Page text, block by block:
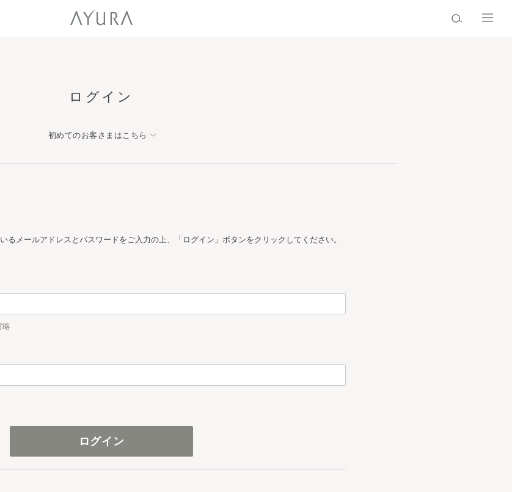
ログイン
初めてのお客さまはこちら
るメールアドレスとパスワードをご入力の上、「ログイン」ボタンをクリックしてください。
略